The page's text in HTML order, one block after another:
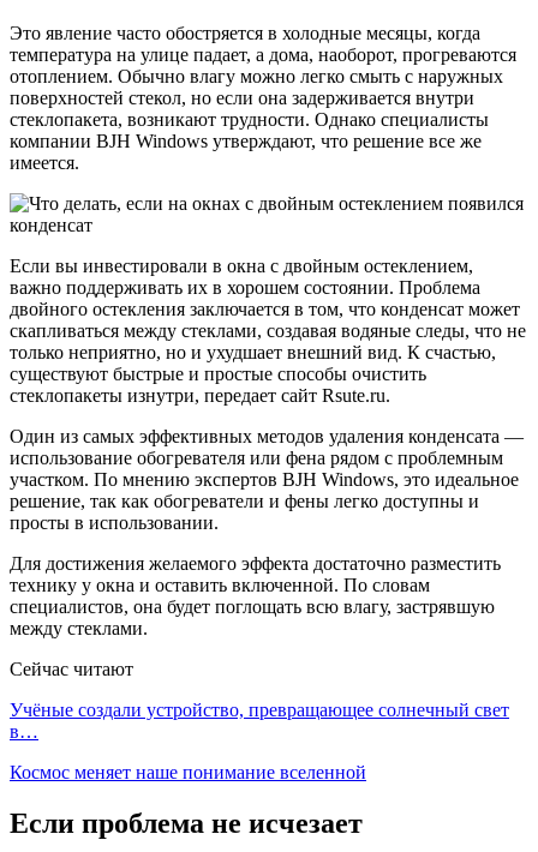
Это явление часто обостряется в холодные месяцы, когда
температура на улице падает, а дома, наоборот, прогреваются
отоплением. Обычно влагу можно легко смыть с наружных
поверхностей стекол, но если она задерживается внутри
стеклопакета, возникают трудности. Однако специалисты
компании BJH Windows утверждают, что решение все же
имеется.
Если вы инвестировали в окна с двойным остеклением,
важно поддерживать их в хорошем состоянии. Проблема
двойного остекления заключается в том, что конденсат может
скапливаться между стеклами, создавая водяные следы, что не
только неприятно, но и ухудшает внешний вид. К счастью,
существуют быстрые и простые способы очистить
стеклопакеты изнутри, передает сайт Rsute.ru.
Один из самых эффективных методов удаления конденсата —
использование обогревателя или фена рядом с проблемным
участком. По мнению экспертов BJH Windows, это идеальное
решение, так как обогреватели и фены легко доступны и
просты в использовании.
Для достижения желаемого эффекта достаточно разместить
технику у окна и оставить включенной. По словам
специалистов, она будет поглощать всю влагу, застрявшую
между стеклами.
Сейчас читают
Учёные создали устройство, превращающее солнечный свет
в…
Космос меняет наше понимание вселенной
Если проблема не исчезает